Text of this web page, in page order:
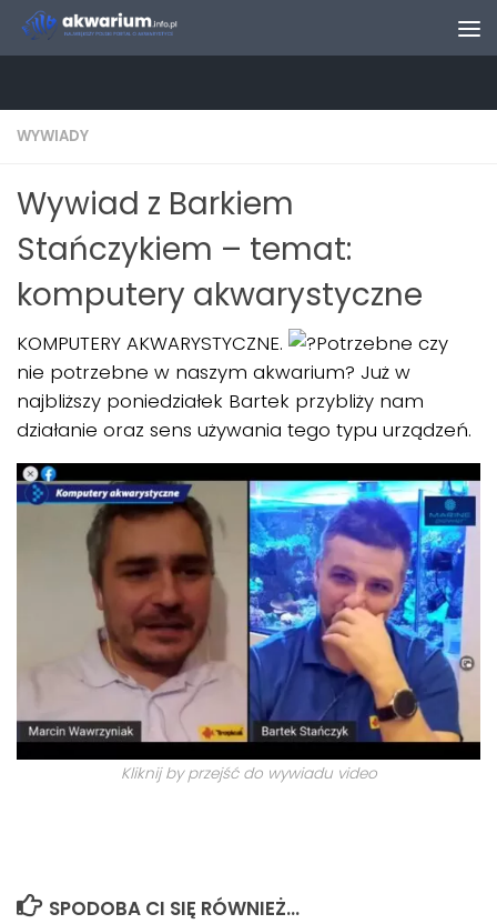
Skip to content
WYWIADY
Wywiad z Barkiem
Stańczykiem – temat:
komputery akwarystyczne
KOMPUTERY AKWARYSTYCZNE.
Potrzebne czy
nie potrzebne w naszym akwarium? Już w
najbliższy poniedziałek Bartek przybliży nam
działanie oraz sens używania tego typu urządzeń.
Kliknij by przejść do wywiadu video
SPODOBA CI SIĘ RÓWNIEŻ...